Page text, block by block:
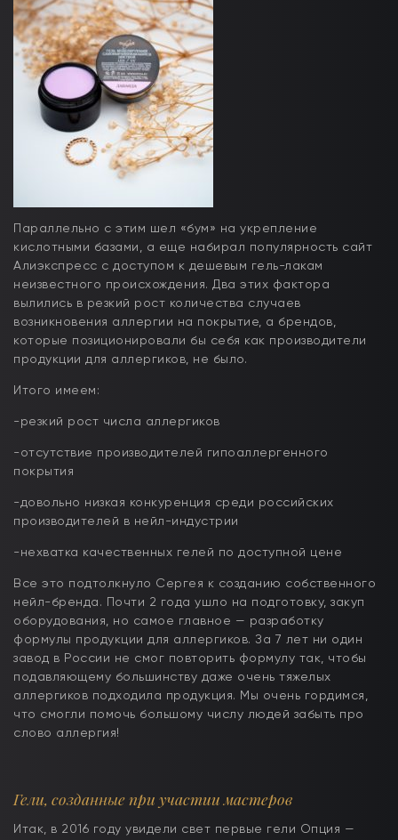
Параллельно с этим шел «бум» на укрепление
кислотными базами, а еще набирал популярность сайт
Алиэкспресс с доступом к дешевым гель-лакам
неизвестного происхождения. Два этих фактора
вылились в резкий рост количества случаев
возникновения аллергии на покрытие, а брендов,
которые позиционировали бы себя как производители
продукции для аллергиков, не было.
Итого имеем:
-резкий рост числа аллергиков
-отсутствие производителей гипоаллергенного
покрытия
-довольно низкая конкуренция среди российских
производителей в нейл-индустрии
-нехватка качественных гелей по доступной цене
Все это подтолкнуло Сергея к созданию собственного
нейл-бренда. Почти 2 года ушло на подготовку, закуп
оборудования, но самое главное — разработку
формулы продукции для аллергиков. За 7 лет ни один
завод в России не смог повторить формулу так, чтобы
подавляющему большинству даже очень тяжелых
аллергиков подходила продукция. Мы очень гордимся,
что смогли помочь большому числу людей забыть про
слово аллергия!
Гели, созданные при участии мастеров
Итак, в 2016 году увидели свет первые гели Опция —